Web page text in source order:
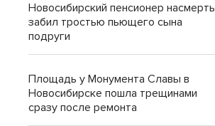
Новосибирский пенсионер насмерть
забил тростью пьющего сына
подруги
Площадь у Монумента Славы в
Новосибирске пошла трещинами
сразу после ремонта